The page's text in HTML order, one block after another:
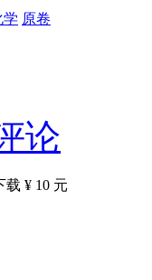
学 原卷
论
载 ¥ 10 元